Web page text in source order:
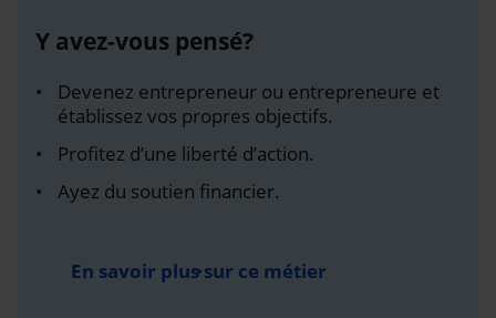
Y avez-vous pensé?
Devenez entrepreneur ou entrepreneure et
établissez vos propres objectifs.
Profitez d’une liberté d’action.
Ayez du soutien financier.
En savoir plus sur ce métier